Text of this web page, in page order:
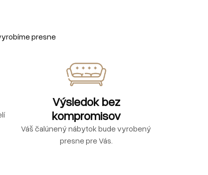
presne
Výsledok bez
kompromisov
Váš čalúnený nábytok bude vyrobený
presne pre Vás.